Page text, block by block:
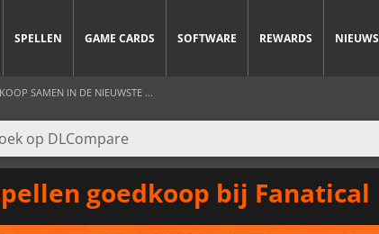
SPELLEN GAME CARDS SOFTWARE REWARDS NIEUWS
SAMEN IN DE NIEUWSTE ...
goedkoop bij Fanatical